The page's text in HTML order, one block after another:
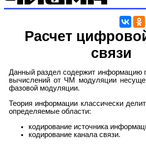
Расчет
связи
Данный раздел содержит информацию
вычислений от ЧМ модуляции
фазовой модуляции.
Теория информации классически
определяемые области:
кодирование источника
кодирование канала связи.